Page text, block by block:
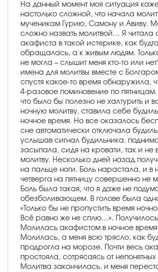
На данный момент моя ситуация
настолько сложной, что начала
мученикам Гурию, Самону и Авиву.
сложно назвать молитвой… Я читала
акафиста в такой истерике, как
обращалась, а к живым людям.
не могла – слышит меня кто-то или
имена для молитвы вместе с
спустя какое-то время обнаружила,
4-разовое поминовение по пятницам.
что было бы полезно не халтурить и
ночную молитву, ставила себе
ночное время. Но все оказалось
сне автоматически отключала
услышав сигнал будильника,
засыпала, сидя на кровати, так и не
молитву. Несколько дней назад
на пальце ноги. Боль нарастала, и в
четверга на пятницу совершенно не
Боль была такая, что я даже не
обезболивающем. В голове была
«Только бы не пропустить время
Всё равно же не сплю…».
Молилась акафистом в ночное
Молилась, а меня всю трясло, как
продрогла на морозе. Почти весь
простояла, сотрясаясь от непонятных
Молитва закончилась, и меня